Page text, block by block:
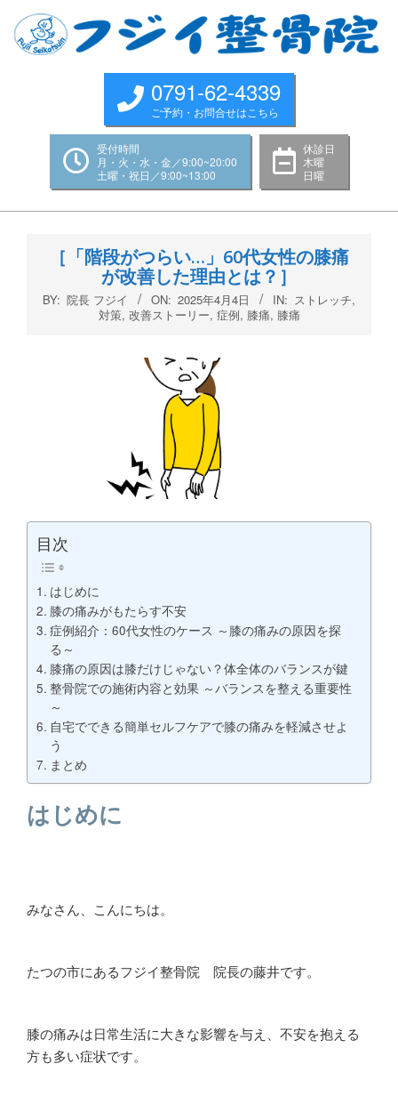
content
0791-62-4339
ご予約・お問合せはこちら
受付時間
月・火・水・金／9:00~20:00
土曜・祝日／9:00~13:00
休診日
木曜
日曜
［「階段がつらい…」60代女性の膝痛
が改善した理由とは？］
BY: 院長 フジイ ON: 2025年4月4日 IN: ストレッチ,
対策, 改善ストーリー, 症例, 膝痛, 膝痛
目次
はじめに
膝の痛みがもたらす不安
症例紹介：60代女性のケース ～膝の痛みの原因を探
る～
膝痛の原因は膝だけじゃない？体全体のバランスが鍵
整骨院での施術内容と効果 ～バランスを整える重要性
～
自宅でできる簡単セルフケアで膝の痛みを軽減させよ
う
まとめ
はじめに
みなさん、こんにちは。
たつの市にあるフジイ整骨院 院長の藤井です。
膝の痛みは日常生活に大きな影響を与え、不安を抱える
方も多い症状です。